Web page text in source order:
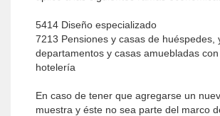
5414 Diseño especializado
7213 Pensiones y casas de huéspedes,
departamentos y casas amuebladas
hotelería
En caso de tener que agregarse un
muestra y éste no sea parte del marco